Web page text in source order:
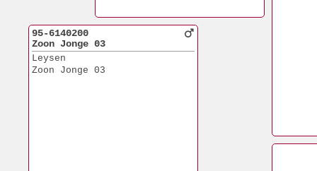
95-6140200
Zoon Jonge 03
Leysen
Zoon Jonge 03